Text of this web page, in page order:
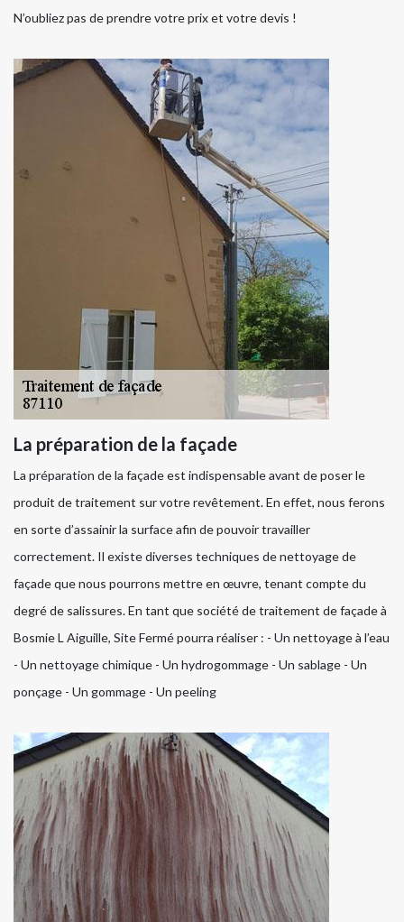
N’oubliez pas de prendre votre prix et votre devis !
La préparation de la façade
La préparation de la façade est indispensable avant de poser le
produit de traitement sur votre revêtement. En effet, nous ferons
en sorte d’assainir la surface afin de pouvoir travailler
correctement. Il existe diverses techniques de nettoyage de
façade que nous pourrons mettre en œuvre, tenant compte du
degré de salissures. En tant que société de traitement de façade à
Bosmie L Aiguille, Site Fermé pourra réaliser : - Un nettoyage à l’eau
- Un nettoyage chimique - Un hydrogommage - Un sablage - Un
ponçage - Un gommage - Un peeling